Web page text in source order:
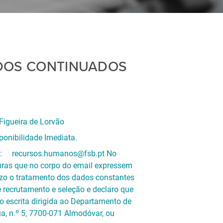
CONTINUADOS
de Lorvão
Imediata.
recursos.humanos@fsb.pt No
que no corpo do email expressem
o tratamento dos dados constantes
e seleção e declaro que
escrita dirigida ao Departamento de
n.º 5, 7700-071 Almodóvar, ou